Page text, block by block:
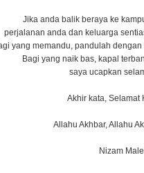
Jika anda balik beraya ke
perjalanan anda dan keluarga
yang memandu, pandulah
Bagi yang naik bas, kapal
saya ucapkan
Akhir kata, Selamat
Allahu Akhbar, Allahu
Nizam